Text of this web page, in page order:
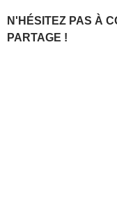
N'HÉSITEZ PAS À
PARTAGE !